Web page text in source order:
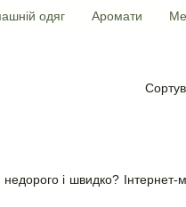
одяг Аромати
і швидко? Інтернет-